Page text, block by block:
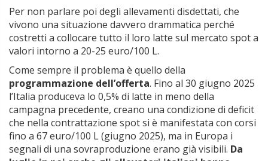
Per non parlare poi degli allevamenti disdettati, che
vivono una situazione davvero drammatica perché
costretti a collocare tutto il loro latte sul mercato spot a
valori intorno a 20-25 euro/100 L.
Come sempre il problema è quello della
programmazione dell’offerta. Fino al 30 giugno 2025
l’Italia produceva lo 0,5% di latte in meno della
campagna precedente, creano una condizione di deficit
che nella contrattazione spot si è manifestata con corsi
fino a 67 euro/100 L (giugno 2025), ma in Europa i
segnali di una sovraproduzione erano già visibili. Da